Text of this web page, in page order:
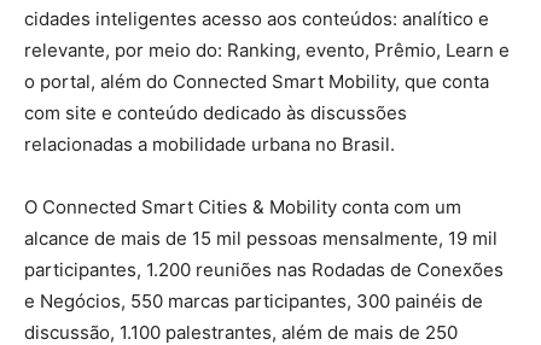
cidades inteligentes acesso aos conteúdos: analítico e
relevante, por meio do: Ranking, evento, Prêmio, Learn e
o portal, além do Connected Smart Mobility, que conta
com site e conteúdo dedicado às discussões
relacionadas a mobilidade urbana no Brasil.
O Connected Smart Cities & Mobility conta com um
alcance de mais de 15 mil pessoas mensalmente, 19 mil
participantes, 1.200 reuniões nas Rodadas de Conexões
e Negócios, 550 marcas participantes, 300 painéis de
discussão, 1.100 palestrantes, além de mais de 250